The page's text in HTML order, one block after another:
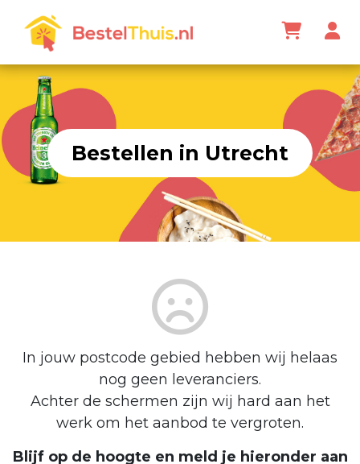
Bestellen in Utrecht
In jouw postcode gebied hebben wij helaas
nog geen leveranciers.
Achter de schermen zijn wij hard aan het
werk om het aanbod te vergroten.
Blijf op de hoogte en meld je hieronder aan